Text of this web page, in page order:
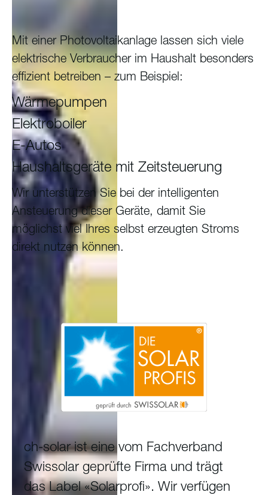
Mit einer Photovoltaikanlage lassen sich viele
elektrische Verbraucher im Haushalt besonders
effizient betreiben – zum Beispiel:
Wärmepumpen
Elektroboiler
E-Autos
Haushaltsgeräte mit Zeitsteuerung
Wir unterstützen Sie bei der intelligenten
Ansteuerung dieser Geräte, damit Sie
möglichst viel Ihres selbst erzeugten Stroms
direkt nutzen können.
ch-solar ist eine vom Fachverband
Swissolar geprüfte Firma und trägt
das Label «Solarprofi». Wir verfügen